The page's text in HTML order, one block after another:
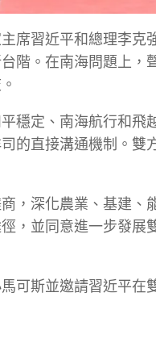
席習近平和總理李克
階。在南海問題上
穩定、南海航行和
的直接溝通機制。雙
，深化農業、基建、
，並同意進一步發展
可斯並邀請習近平在